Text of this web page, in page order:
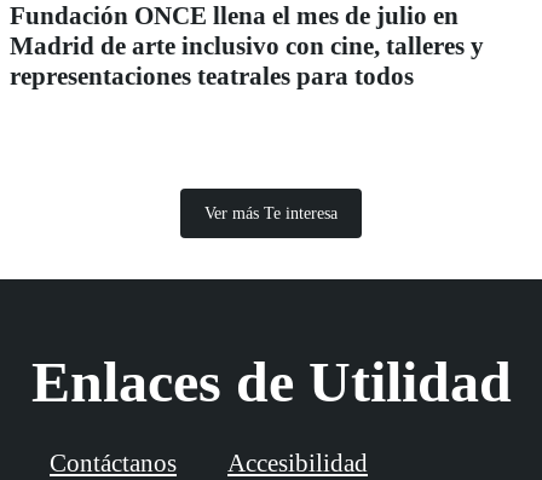
Fundación ONCE llena el mes de julio en
Madrid de arte inclusivo con cine, talleres y
representaciones teatrales para todos
Ver más Te interesa
Enlaces de Utilidad
Contáctanos Accesibilidad